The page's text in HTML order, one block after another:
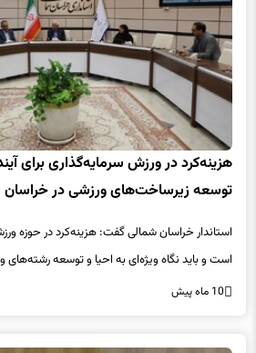
هزینه‌کرد در ورزش سرمایه‌گذاری برای
توسعه زیرساخت‌های ورزشی در
استاندار خراسان شمالی گفت: هزینه‌کرد در حوزه
است و باید نگاه ویژه‌ای به احیا و توسعه
10 ماه پیش